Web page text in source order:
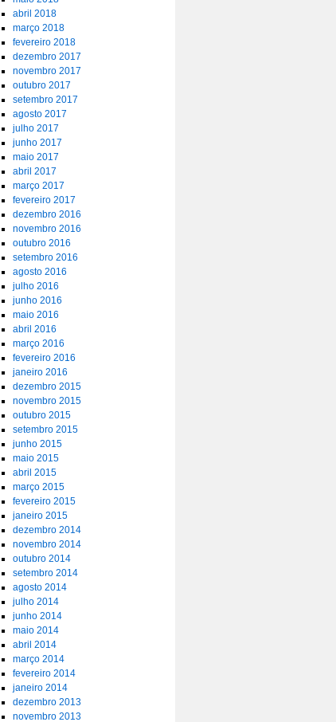
abril 2018
março 2018
fevereiro 2018
dezembro 2017
novembro 2017
outubro 2017
setembro 2017
agosto 2017
julho 2017
junho 2017
maio 2017
abril 2017
março 2017
fevereiro 2017
dezembro 2016
novembro 2016
outubro 2016
setembro 2016
agosto 2016
julho 2016
junho 2016
maio 2016
abril 2016
março 2016
fevereiro 2016
janeiro 2016
dezembro 2015
novembro 2015
outubro 2015
setembro 2015
junho 2015
maio 2015
abril 2015
março 2015
fevereiro 2015
janeiro 2015
dezembro 2014
novembro 2014
outubro 2014
setembro 2014
agosto 2014
julho 2014
junho 2014
maio 2014
abril 2014
março 2014
fevereiro 2014
janeiro 2014
dezembro 2013
novembro 2013